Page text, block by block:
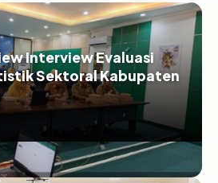
Interview Evaluasi
Sektoral Kabupaten